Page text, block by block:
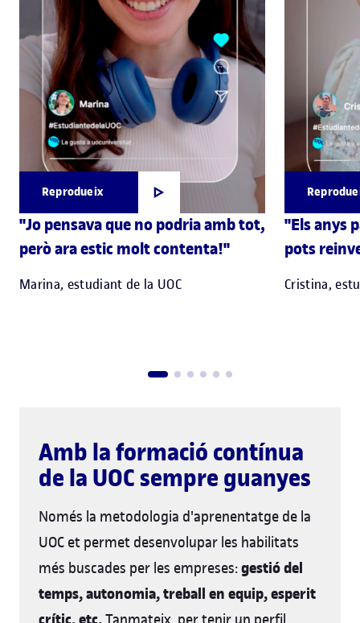
Reprodueix
"Jo pensava que no podria amb tot,
però ara estic molt contenta!"
Marina, estudiant de la UOC
"Els anys
pots
Cristina,
Amb la formació contínua
de la UOC sempre guanyes
Només la metodologia d'aprenentatge de la
UOC et permet desenvolupar les habilitats
més buscades per les empreses:gestió del
temps, autonomia, treball en equip, esperit